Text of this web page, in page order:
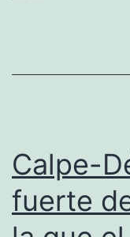
Calpe-
fuerte